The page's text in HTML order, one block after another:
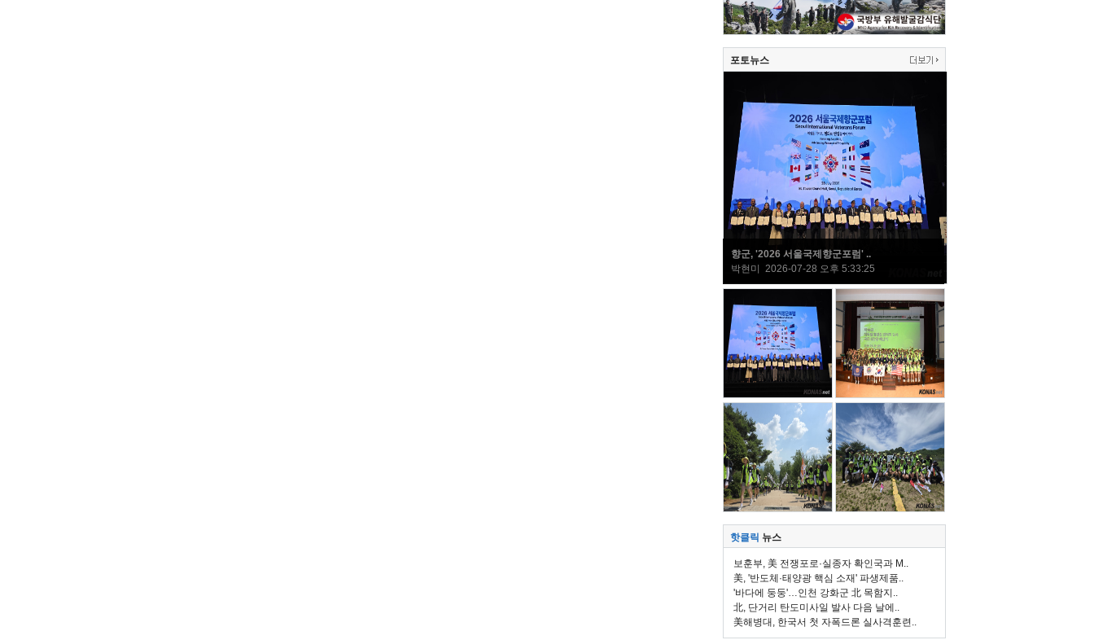
포토뉴스
향군, '2026 서울국제향군포럼' ..
박현미 2026-07-28 오후 5:33:25
핫클릭 뉴스
보훈부, 美 전쟁포로·실종자 확인국과 M..
美, '반도체·태양광 핵심 소재' 파생제품..
'바다에 둥둥'…인천 강화군 北 목함지..
北, 단거리 탄도미사일 발사 다음 날에..
美해병대, 한국서 첫 자폭드론 실사격훈련..